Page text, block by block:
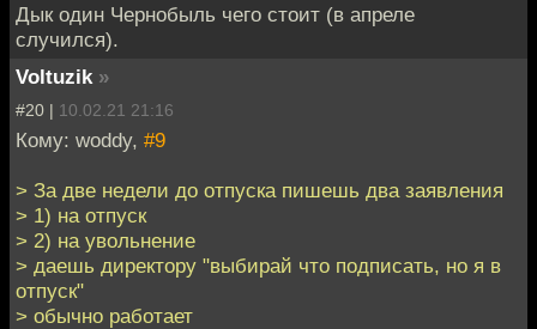
Дык один Чернобыль чего стоит (в апреле
случился).
Voltuzik »
#20 | 10.02.21 21:16
Кому: woddy, #9
> За две недели до отпуска пишешь два заявления
> 1) на отпуск
> 2) на увольнение
> даешь директору "выбирай что подписать, но я в
отпуск"
> обычно работает